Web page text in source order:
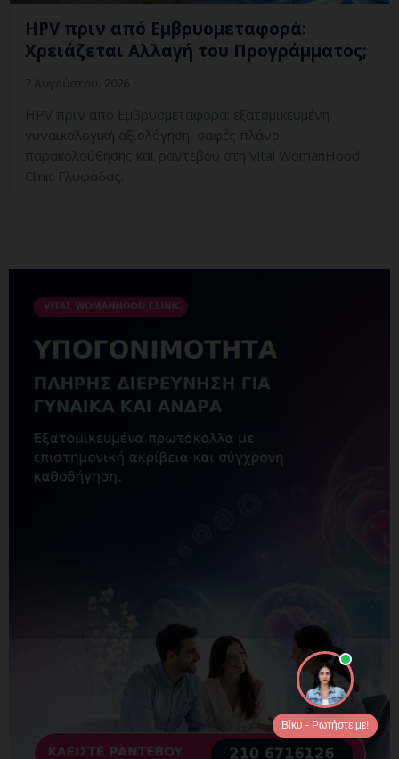
HPV πριν από Εμβρυομεταφορά:
Χρειάζεται Αλλαγή του Προγράμματος;
HPV πριν από Εμβρυομεταφορά: εξατομικευμένη
γυναικολογική αξιολόγηση, σαφές πλάνο
παρακολούθησης και ραντεβού στη Vital WomanHood
Clinic Γλυφάδας.
Βίκυ - Ρωτήστε με!